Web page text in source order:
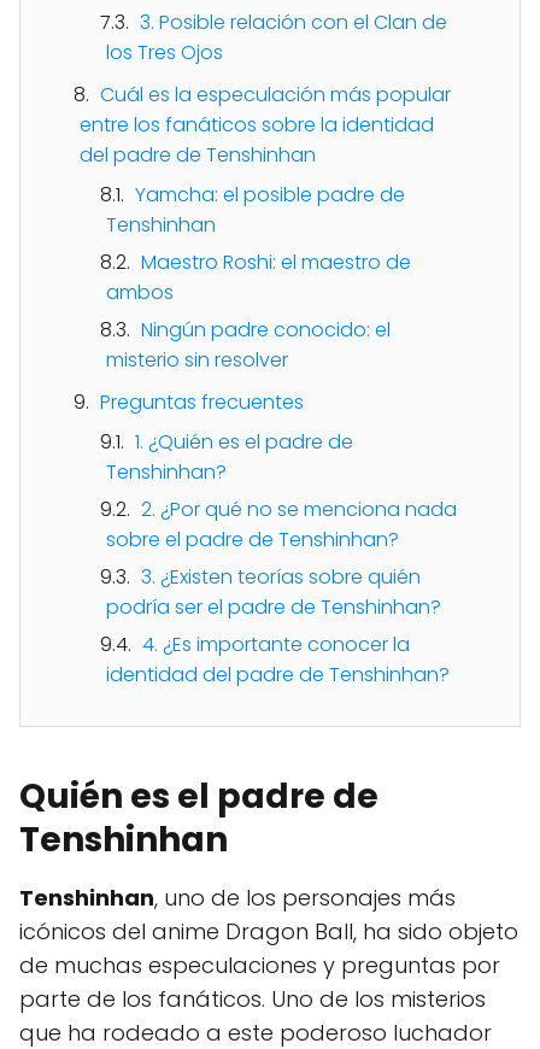
3. Posible relación con el Clan de
los Tres Ojos
Cuál es la especulación más popular
entre los fanáticos sobre la identidad
del padre de Tenshinhan
Yamcha: el posible padre de
Tenshinhan
Maestro Roshi: el maestro de
ambos
Ningún padre conocido: el
misterio sin resolver
Preguntas frecuentes
1. ¿Quién es el padre de
Tenshinhan?
2. ¿Por qué no se menciona nada
sobre el padre de Tenshinhan?
3. ¿Existen teorías sobre quién
podría ser el padre de Tenshinhan?
4. ¿Es importante conocer la
identidad del padre de Tenshinhan?
Quién es el padre de
Tenshinhan
Tenshinhan, uno de los personajes más
icónicos del anime Dragon Ball, ha sido objeto
de muchas especulaciones y preguntas por
parte de los fanáticos. Uno de los misterios
que ha rodeado a este poderoso luchador